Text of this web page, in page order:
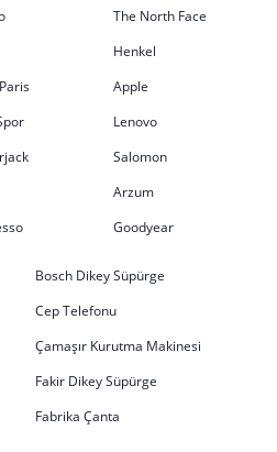
The North Face
Henkel
Apple
Lenovo
Salomon
Arzum
Goodyear
Bosch Dikey Süpürge
Cep Telefonu
Çamaşır Kurutma Makinesi
Fakir Dikey Süpürge
Fabrika Çanta